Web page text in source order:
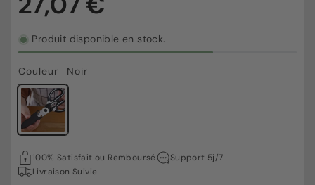
Prix
habituel
27,07 €
Produit disponible en stock.
Couleur Noir
100% Satisfait ou Remboursé
Support 5j/7
Livraison Suivie